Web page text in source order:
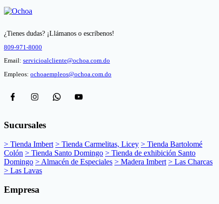
¿Tienes dudas? ¡Llámanos o escríbenos!
809-971-8000
Email: servicioalcliente@ochoa.com.do
Empleos: ochoaempleos@ochoa.com.do
Sucursales
> Tienda Imbert > Tienda Carmelitas, Licey > Tienda Bartolomé
Colón > Tienda Santo Domingo > Tienda de exhibición Santo
Domingo > Almacén de Especiales > Madera Imbert > Las Charcas
> Las Lavas
Empresa